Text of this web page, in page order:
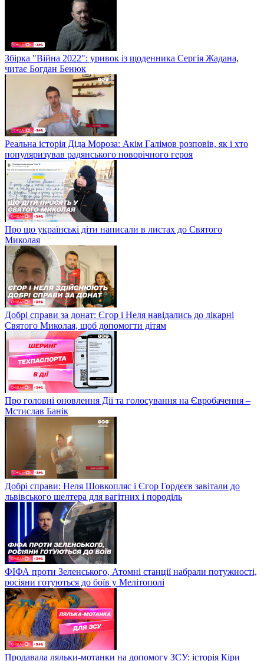
Збірка "Війна 2022": уривок із щоденника Сергія Жадана,
читає Богдан Бенюк
Реальна історія Діда Мороза: Акім Галімов розповів, як і хто
популяризував радянського новорічного героя
Про що українські діти написали в листах до Святого
Миколая
Добрі справи за донат: Єгор і Неля навідались до лікарні
Святого Миколая, щоб допомогти дітям
Про головні оновлення Дії та голосування на Євробачення –
Мстислав Банік
Добрі справи: Неля Шовкопляс і Єгор Гордєєв завітали до
львівського шелтера для вагітних і породіль
ФІФА проти Зеленського, Атомні станції набрали потужності,
росіяни готуються до боїв у Мелітополі
Продавала ляльки-мотанки на допомогу ЗСУ: історія Кіри